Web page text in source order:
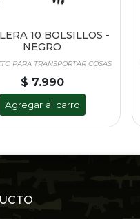
10 BOLSILLOS -
NEGRO
PARA TRANSPORTAR COSAS
$ 7.990
Agregar al carro